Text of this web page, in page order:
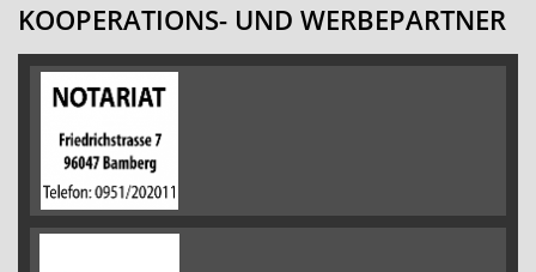
KOOPERATIONS- UND WERBEPARTNER